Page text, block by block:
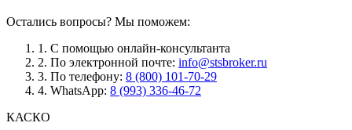
Остались вопросы? Мы поможем:
1. С помощью онлайн-консультанта
2. По электронной почте: info@stsbroker.ru
3. По телефону: 8 (800) 101-70-29
4. WhatsApp: 8 (993) 336-46-72
КАСКО